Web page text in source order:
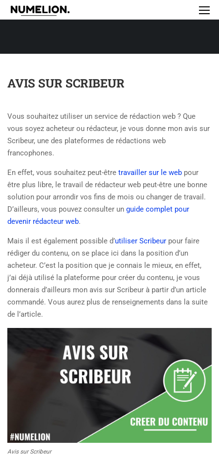
AVIS SUR SCRIBEUR
Vous souhaitez utiliser un service de rédaction web ? Que
vous soyez acheteur ou rédacteur, je vous donne mon avis sur
Scribeur, une des plateformes de rédactions web
francophones.
En effet, vous souhaitez peut-être travailler sur le web pour
être plus libre, le travail de rédacteur web peut-être une bonne
solution pour arrondir vos fins de mois ou changer de travail.
D’ailleurs, vous pouvez consulter un guide complet pour
devenir rédacteur web.
Mais il est également possible d’utiliser Scribeur pour faire
rédiger du contenu, on se place ici dans la position d’un
acheteur. C’est la position que je connais le mieux, en effet,
j’ai déjà utilisé la plateforme pour créer du contenu, je vous
donnerais d’ailleurs mon avis sur Scribeur à partir d’un article
commandé. Vous aurez plus de renseignements dans la suite
de l’article.
Avis sur Scribeur